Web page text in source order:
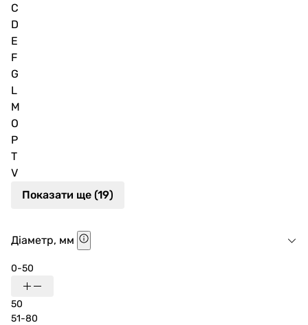
C
D
E
F
G
L
M
O
P
T
V
Показати ще (19)
Діаметр, мм
0-50
50
51-80